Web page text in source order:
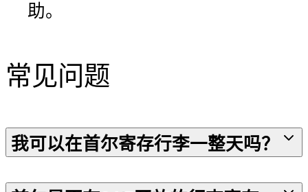
助。
常见问题
我可以在首尔寄存行李一整天吗？